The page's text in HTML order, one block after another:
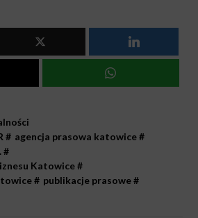
# agencja prasowa katowice#
#
Katowice#
# publikacje prasowe#